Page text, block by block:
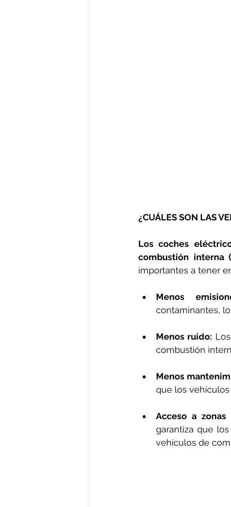
¿CUÁLES SON LAS
Los coches
combustión interna
importantes a tener
Menos
contaminantes,
Menos ruido:
combustión
Menos
que los
Acceso a
garantiza que
vehículos de